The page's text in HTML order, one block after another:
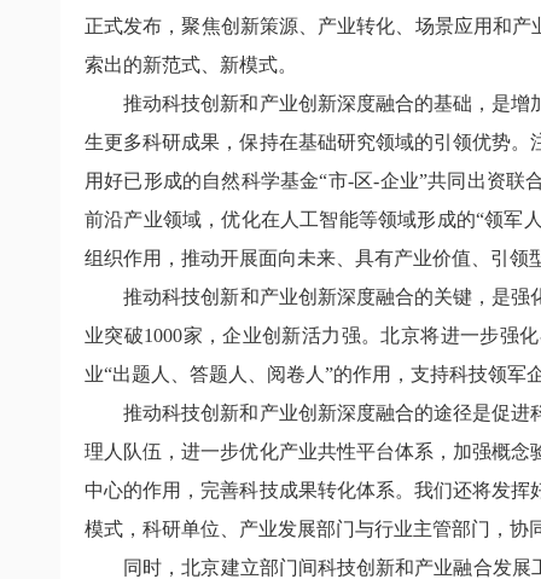
正式发布，聚焦创新策源、产业转化、场景应用和
索出的新范式、新模式。
推动科技创新和产业创新深度融合的基础，是增
生更多科研成果，保持在基础研究领域的引领优势
用好已形成的自然科学基金“市-区-企业”共同出资
前沿产业领域，优化在人工智能等领域形成的“领军
组织作用，推动开展面向未来、具有产业价值、引
推动科技创新和产业创新深度融合的关键，是强
业突破1000家，企业创新活力强。北京将进一步强
业“出题人、答题人、阅卷人”的作用，支持科技领
推动科技创新和产业创新深度融合的途径是促进
理人队伍，进一步优化产业共性平台体系，加强概
中心的作用，完善科技成果转化体系。我们还将发
模式，科研单位、产业发展部门与行业主管部门，
同时，北京建立部门间科技创新和产业融合发展工